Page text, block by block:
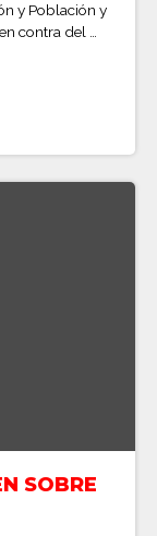
y Población y
contra del …
SOBRE